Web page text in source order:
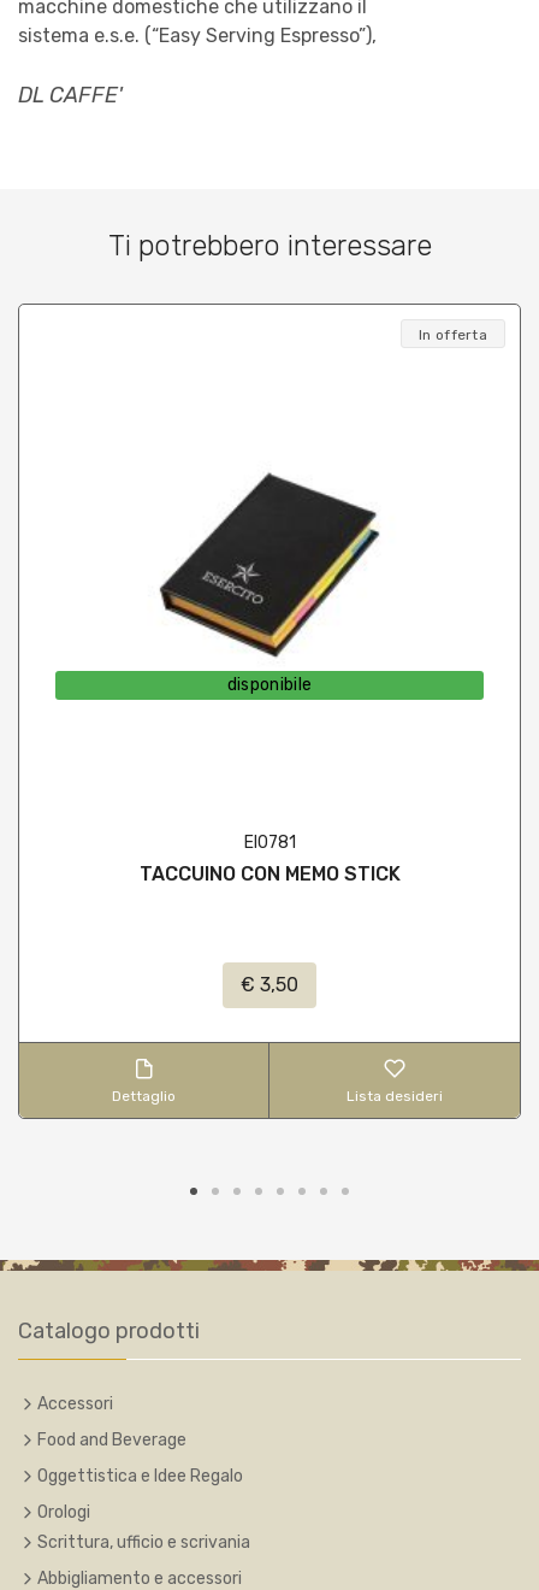
macchine domestiche che utilizzano il
sistema e.s.e. (“Easy Serving Espresso”),
DL CAFFE'
Ti potrebbero interessare
In offerta
disponibile
EI0781
TACCUINO CON MEMO STICK
€ 3,50
Dettaglio Lista desideri
Catalogo prodotti
Accessori
Food and Beverage
Oggettistica e Idee Regalo
Orologi
Scrittura, ufficio e scrivania
Abbigliamento e accessori